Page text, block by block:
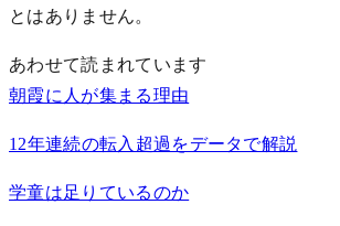
とはありません。
あわせて読まれています
朝霞に人が集まる理由
12年連続の転入超過をデータで解説
学童は足りているのか